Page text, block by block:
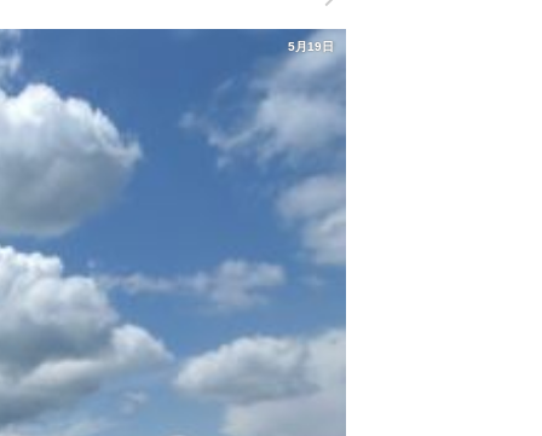
5月19日